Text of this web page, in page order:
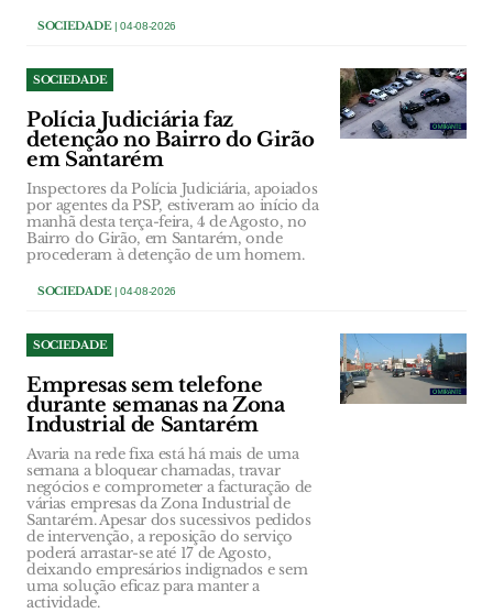
SOCIEDADE| 04-08-2026
SOCIEDADE
Polícia Judiciária faz
detenção no Bairro do Girão
em Santarém
Inspectores da Polícia Judiciária, apoiados
por agentes da PSP, estiveram ao início da
manhã desta terça-feira, 4 de Agosto, no
Bairro do Girão, em Santarém, onde
procederam à detenção de um homem.
SOCIEDADE| 04-08-2026
SOCIEDADE
Empresas sem telefone
durante semanas na Zona
Industrial de Santarém
Avaria na rede fixa está há mais de uma
semana a bloquear chamadas, travar
negócios e comprometer a facturação de
várias empresas da Zona Industrial de
Santarém. Apesar dos sucessivos pedidos
de intervenção, a reposição do serviço
poderá arrastar-se até 17 de Agosto,
deixando empresários indignados e sem
uma solução eficaz para manter a
actividade.